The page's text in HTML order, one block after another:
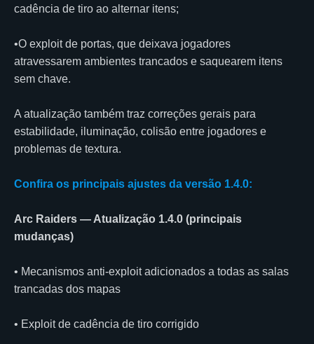
cadência de tiro ao alternar itens;
•O exploit de portas, que deixava jogadores
atravessarem ambientes trancados e saquearem itens
sem chave.
A atualização também traz correções gerais para
estabilidade, iluminação, colisão entre jogadores e
problemas de textura.
Confira os principais ajustes da versão 1.4.0:
Arc Raiders — Atualização 1.4.0 (principais
mudanças)
• Mecanismos anti-exploit adicionados a todas as salas
trancadas dos mapas
• Exploit de cadência de tiro corrigido